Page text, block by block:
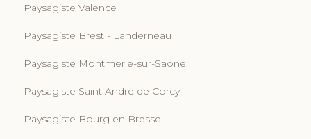
Paysagiste Valence
Paysagiste Brest - Landerneau
Paysagiste Montmerle-sur-Saone
Paysagiste Saint André de Corcy
Paysagiste Bourg en Bresse